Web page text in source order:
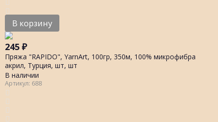
В корзину
245 ₽
Пряжа "RAPIDO", YarnArt, 100гр, 350м, 100% микрофибра
акрил, Турция, шт, шт
В наличии
Артикул: 688